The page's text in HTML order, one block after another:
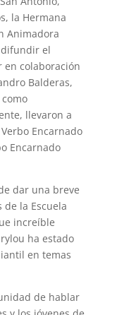
la Hermana
Animadora
difundir el
en colaboración
Balderas,
llevaron a
Encarnado
Encarnado
dar una breve
la Escuela
increíble
ha estado
en temas
de hablar